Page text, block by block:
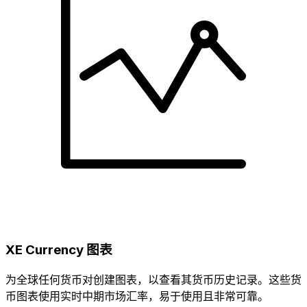
XE Currency 图表
为全球任何货币对创建图表，以查看其货币历史记录。这些货
币图表使用实时中期市场汇率，易于使用且非常可靠。